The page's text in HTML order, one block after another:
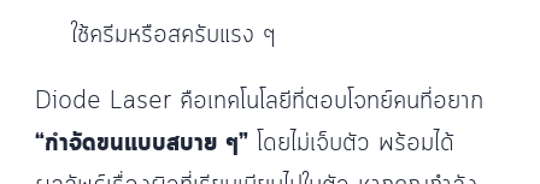
ใช้ครีมหรือสครับแรง ๆ
Diode Laser คือเทคโนโลยีที่ตอบโจทย์คนที่อยาก
“กำจัดขนแบบสบาย ๆ” โดยไม่เจ็บตัว พร้อมได้